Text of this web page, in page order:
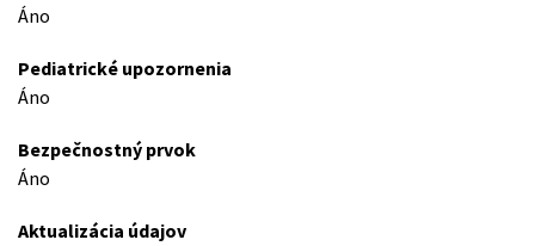
Áno
Pediatrické upozornenia
Áno
Bezpečnostný prvok
Áno
Aktualizácia údajov